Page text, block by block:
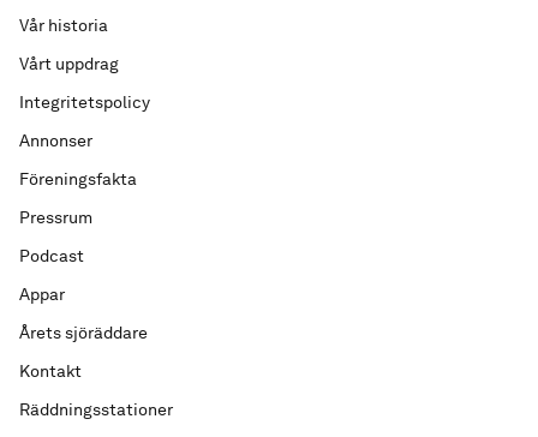
Vår historia
Vårt uppdrag
Integritetspolicy
Annonser
Föreningsfakta
Pressrum
Podcast
Appar
Årets sjöräddare
Kontakt
Räddningsstationer